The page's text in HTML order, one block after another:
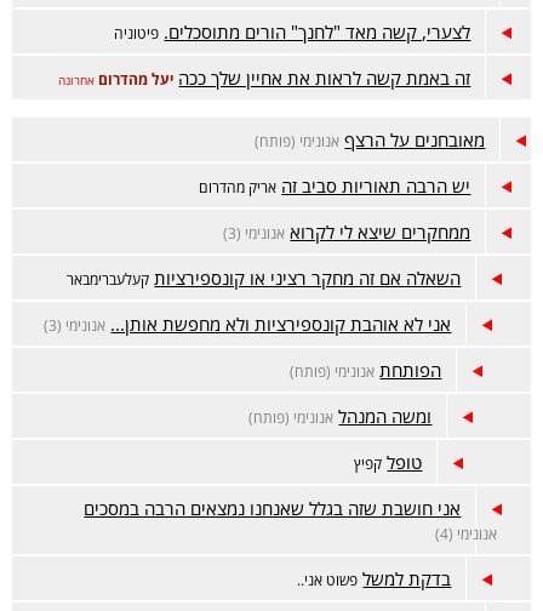
לצערי, קשה מאד "לחנך" הורים מתוסכלים. פיטוניה
זה באמת קשה לראות את אחיין שלך ככה יעל מהדרום אחרונה
מאובחנים על הרצף אנונימי (פותח)
יש הרבה תאוריות סביב זה אריק מהדרום
ממחקרים שיצא לי לקרוא אנונימי (3)
השאלה אם זה מחקר רציני או קונספירציות קעלעברימבאר
אני לא אוהבת קונספירציות ולא מחפשת אותן... אנונימי (3)
הפותחת אנונימי (פותח)
ומשה המנהל אנונימי (פותח)
טופל קפיץ
אני חושבת שזה בגלל שאנחנו נמצאים הרבה במסכים
אנונימי (4)
בדקת למשל פשוט אני..